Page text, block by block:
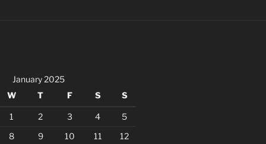
January 2025
W T F S S
1 2 3 4
5
8 9 10 11
12